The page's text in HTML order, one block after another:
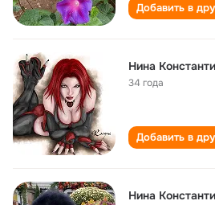
Добавить в
Нина
34 года
Добавить в
Нина